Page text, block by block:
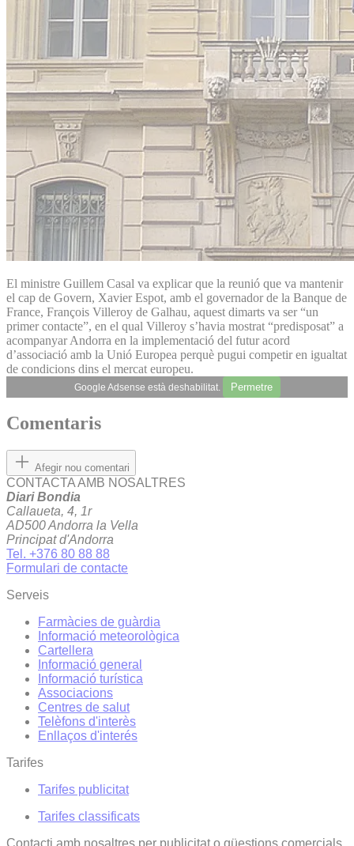
El ministre Guillem Casal va explicar que la reunió que va mantenir
el cap de Govern, Xavier Espot, amb el governador de la Banque de
France, François Villeroy de Galhau, aquest dimarts va ser “un
primer contacte”, en el qual Villeroy s’havia mostrat “predisposat” a
acompanyar Andorra en la implementació del futur acord
d’associació amb la Unió Europea perquè pugui competir en igualtat
de condicions dins el mercat europeu.
Google Adsense està deshabilitat. Permetre
Comentaris
Afegir nou comentari
CONTACTA AMB NOSALTRES
Diari Bondia
Callaueta, 4, 1r
AD500 Andorra la Vella
Principat d'Andorra
Tel. +376 80 88 88
Formulari de contacte
Serveis
Farmàcies de guàrdia
Informació meteorològica
Cartellera
Informació general
Informació turística
Associacions
Centres de salut
Telèfons d'interès
Enllaços d'interés
Tarifes
Tarifes publicitat
Tarifes classificats